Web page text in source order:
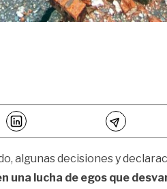
algunas decisiones y
una lucha de egos que